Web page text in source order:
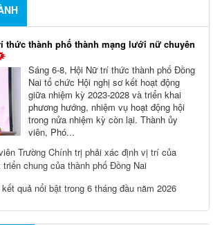
thức thành phố thành mạng lưới nữ chuyên
Sáng 6-8, Hội Nữ trí thức thành phố Đồng
Nai tổ chức Hội nghị sơ kết hoạt động
giữa nhiệm kỳ 2023-2028 và triển khai
phương hướng, nhiệm vụ hoạt động hội
trong nửa nhiệm kỳ còn lại. Thành ủy
viên, Phó...
Trường Chính trị phải xác định vị trí của
chung của thành phố Đồng Nai
quả nổi bật trong 6 tháng đầu năm 2026